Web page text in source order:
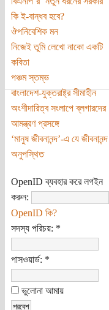
কি ই-বান্ধব হবে?
ঔপনিবেশিক মন
নিজেই তুমি লেখো নাকো একটি
কবিতা
পঞ্চম স্তম্ভ
বাংলাদেশ-যুক্তরাষ্ট্র সীমাহীন
অংশীদারিত্ব সংলাপে ব্লগারদের
আমন্ত্রণ প্রসঙ্গে
‘মানুষ জীবনানন্দ’-এ যে জীবনানন্দ
অনুপস্থিত
OpenID ব্যবহার করে লগইন
করুন:
OpenID কি?
সদস্য পরিচয়: *
পাসওয়ার্ড: *
ভুলোনা আমায়